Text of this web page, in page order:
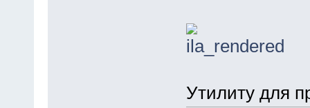
Утилиту для